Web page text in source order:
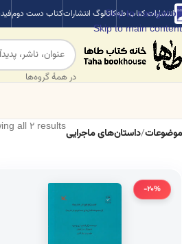
Skip to navigation
Skip to main content
انتشارات کتاب طهکاتالوگ انتشاراتکتاب دست دوم
در همهٔ گروه‌ها
موضوعات/داستان‌های ماجراییall 2 results
-20%